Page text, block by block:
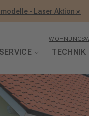
- Laser Aktion☀️
SERVICE TECHNIK